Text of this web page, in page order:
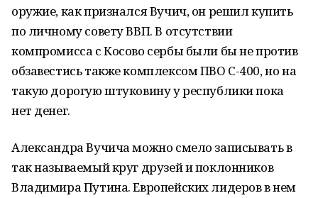
оружие, как признался Вучич, он решил купить
по личному совету ВВП. В отсутствии
компромисса с Косово сербы были бы не против
обзавестись также комплексом ПВО С-400, но на
такую дорогую штуковину у республики пока
нет денег.
Александра Вучича можно смело записывать в
так называемый круг друзей и поклонников
Владимира Путина. Европейских лидеров в нем